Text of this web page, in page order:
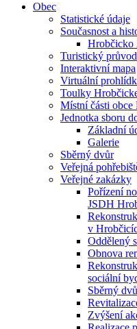
Obec
Statistické údaje
Současnost a
Hrobčicko
Turistický
Interaktivní mapa
Virtuální
Toulky
Místní části obce
Jednotka sboru
Základní
Galerie
Sběrný dvůr
Veřejná
Veřejné zakázky
Pořízení
JSDH
v
Oddělený
Obnova
sociální
Sběrný
Zvýšení